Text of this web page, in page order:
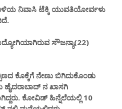
ಬಳಿಯ ನಿವಾಸಿ ಟೆಕ್ಕಿ ಯುವತಿಯೋರ್ವಳು
ಸೌಜನ್ಯಾ(22)
ಕೊಕ್ಕೆಗೆ ನೇಣು ಬಿಗಿದುಕೊಂಡು
ಹೈದರಾಬಾದ್ ನ ಖಾಸಗಿ
ಕೋವಿಡ್ ಹಿನ್ನೆಲೆಯಲ್ಲಿ 10